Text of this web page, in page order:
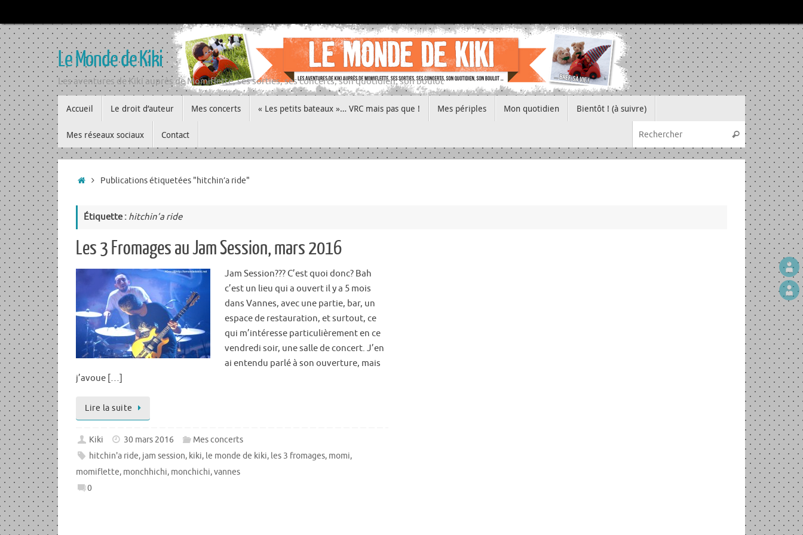
au
contenu
Le Monde de Kiki
Les aventures de Kiki auprès de Momiflette, ses sorties, ses concerts, son quotidien, son boulot
au
contenu
Accueil Le droit d’auteur Mes concerts « Les petits bateaux »… VRC mais pas que ! Mes périples Mon quotidien Bientôt ! (à suivre)
Mes réseaux sociaux Contact
Recherche
Rechercher
Accueil
Publications étiquetées "hitchin’a ride"
Étiquette : hitchin’a ride
Les 3 Fromages au Jam Session, mars 2016
Jam Session??? C’est quoi donc? Bah
c’est un lieu qui a ouvert il y a 5 mois
dans Vannes, avec une partie, bar, un
espace de restauration, et surtout, ce
qui m’intéresse particulièrement en ce
vendredi soir, une salle de concert. J’en
ai entendu parlé à son ouverture, mais
j’avoue […]
Lire la suite
Kiki 30 mars 2016
Mes concerts
hitchin'a ride, jam session, kiki, le monde de kiki, les 3 fromages, momi,
momiflette, monchhichi, monchichi,vannes
0